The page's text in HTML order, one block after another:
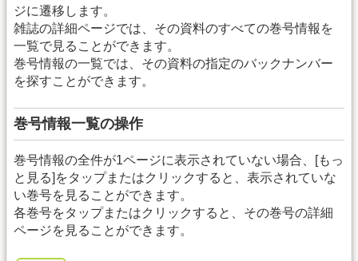
ジに遷移します。
雑誌の詳細ページでは、その資料のすべての巻号情報を
一覧で見ることができます。
巻号情報の一覧では、その資料の指定のバックナンバー
を探すことができます。
巻号情報一覧の操作
巻号情報の全件が1ページに表示されていない場合、[もっ
と見る]をタップまたはクリックすると、表示されていな
い巻号を見ることができます。
各巻号をタップまたはクリックすると、その巻号の詳細
ページを見ることができます。